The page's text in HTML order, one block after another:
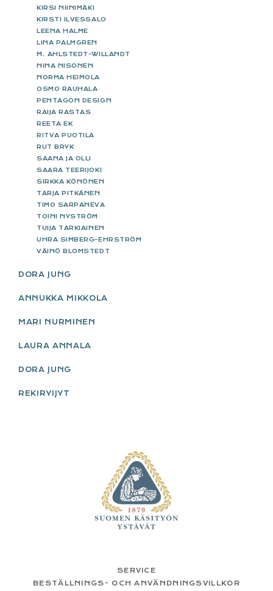
KIRSI NIINIMÄKI
KIRSTI ILVESSALO
LEENA HALME
LINA PALMGREN
M. AHLSTEDT-WILLANDT
NINA NISONEN
NORMA HEIMOLA
OSMO RAUHALA
PENTAGON DESIGN
RAIJA RASTAS
REETA EK
RITVA PUOTILA
RUT BRYK
SAANA JA OLLI
SAARA TEERIJOKI
SIRKKA KÖNÖNEN
TARJA PITKÄNEN
TIMO SARPANEVA
TOINI NYSTRÖM
TUIJA TARKIAINEN
UHRA SIMBERG-EHRSTRÖM
VÄINÖ BLOMSTEDT
DORA JUNG
ANNUKKA MIKKOLA
MARI NURMINEN
LAURA ANNALA
DORA JUNG
REKIRYIJYT
SERVICE
BESTÄLLNINGS- OCH ANVÄNDNINGSVILLKOR